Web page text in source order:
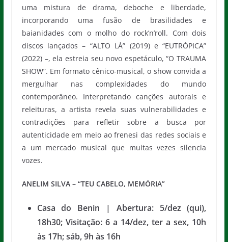
uma mistura de drama, deboche e liberdade,
incorporando uma fusão de brasilidades e
baianidades com o molho do rock’n’roll. Com dois
discos lançados – “ALTO LÁ” (2019) e “EUTRÓPICA”
(2022) –, ela estreia seu novo espetáculo, “O TRAUMA
SHOW”. Em formato cênico-musical, o show convida a
mergulhar nas complexidades do mundo
contemporâneo. Interpretando canções autorais e
releituras, a artista revela suas vulnerabilidades e
contradições para refletir sobre a busca por
autenticidade em meio ao frenesi das redes sociais e
a um mercado musical que muitas vezes silencia
vozes.
ANELIM SILVA – “TEU CABELO, MEMÓRIA”
Casa do Benin | Abertura: 5/dez (qui),
18h30; Visitação: 6 a 14/dez, ter a sex, 10h
às 17h; sáb, 9h às 16h